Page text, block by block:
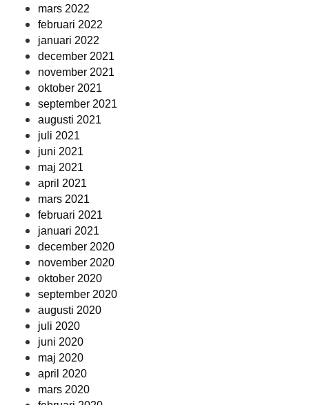
mars 2022
februari 2022
januari 2022
december 2021
november 2021
oktober 2021
september 2021
augusti 2021
juli 2021
juni 2021
maj 2021
april 2021
mars 2021
februari 2021
januari 2021
december 2020
november 2020
oktober 2020
september 2020
augusti 2020
juli 2020
juni 2020
maj 2020
april 2020
mars 2020